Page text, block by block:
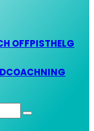
OFFPISTHELG